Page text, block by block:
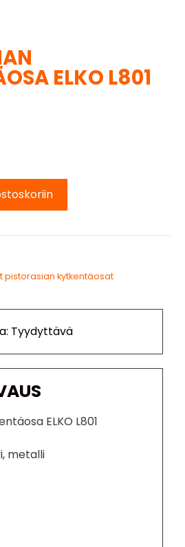
ELKO L801
pistorasian kytkentäosat
Tyydyttävä
ELKO L801
metalli